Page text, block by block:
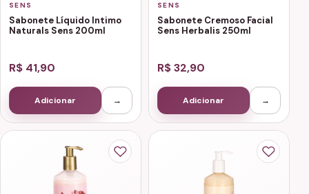
SENS
Sabonete Líquido Intimo
Naturals Sens 200ml
R$ 41,90
Adicionar →
SENS
Sabonete Cremoso Facial
Sens Herbalis 250ml
R$ 32,90
Adicionar →